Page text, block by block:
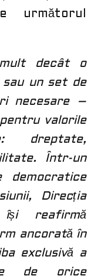
următorul
mult decât o
sau un set de
necesare –
valorile
dreptate,
Într-un
Direcția
își reafirmă
ancorată în
exclusivă a
de orice